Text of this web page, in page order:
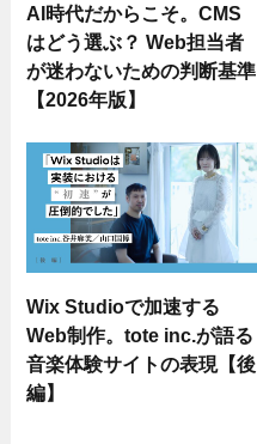
AI時代だからこそ。CMS
はどう選ぶ？ Web担当者
が迷わないための判断基準
【2026年版】
Wix Studioで加速する
Web制作。tote inc.が語る
音楽体験サイトの表現【後
編】